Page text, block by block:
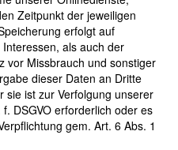
Zeitpunkt der jeweiligen
erfolgt auf
als auch der
vor Missbrauch und sonstiger
dieser Daten an Dritte
sie ist zur Verfolgung unserer
DSGVO erforderlich oder es
gem. Art. 6 Abs. 1